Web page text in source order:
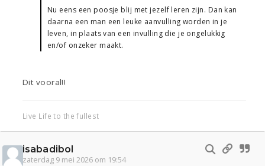
Nu eens een poosje blij met jezelf leren zijn. Dan kan
daarna een man een leuke aanvulling worden in je
leven, in plaats van een invulling die je ongelukkig
en/of onzeker maakt.
Dit vooral!!
Live Life to the fullest
isabadibol
zaterdag 9 mei 2026 om 19:54